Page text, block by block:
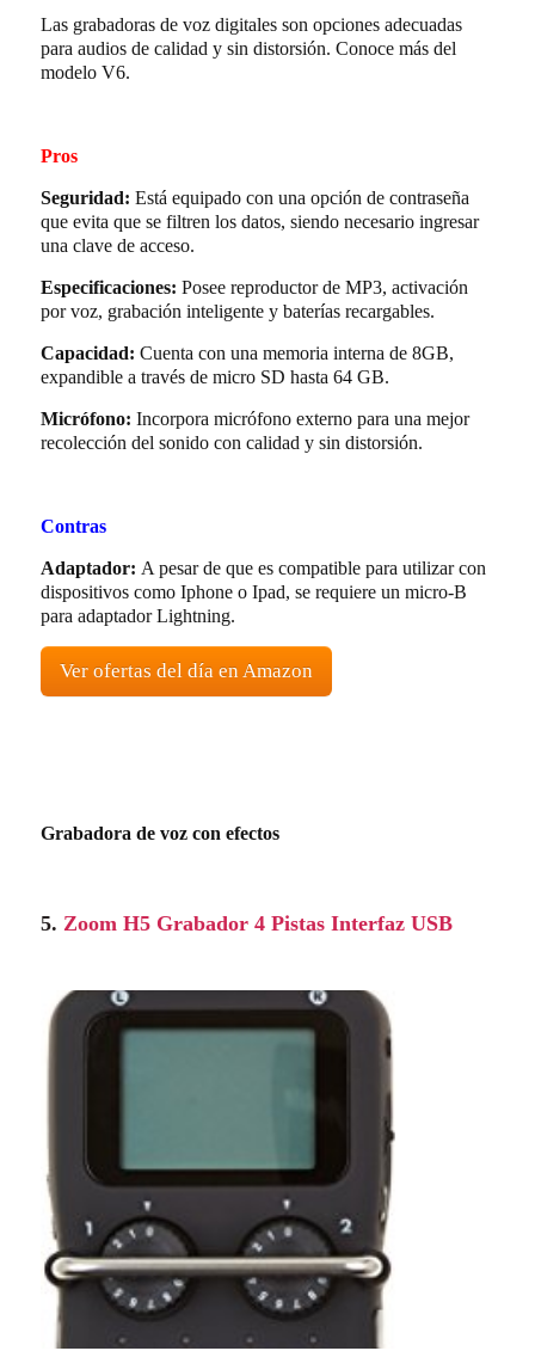
Las grabadoras de voz digitales son opciones adecuadas
para audios de calidad y sin distorsión. Conoce más del
modelo V6.
Pros
Seguridad: Está equipado con una opción de contraseña
que evita que se filtren los datos, siendo necesario ingresar
una clave de acceso.
Especificaciones: Posee reproductor de MP3, activación
por voz, grabación inteligente y baterías recargables.
Capacidad: Cuenta con una memoria interna de 8GB,
expandible a través de micro SD hasta 64 GB.
Micrófono: Incorpora micrófono externo para una mejor
recolección del sonido con calidad y sin distorsión.
Contras
Adaptador: A pesar de que es compatible para utilizar con
dispositivos como Iphone o Ipad, se requiere un micro-B
para adaptador Lightning.
Ver ofertas del día en Amazon
Grabadora de voz con efectos
5. Zoom H5 Grabador 4 Pistas Interfaz USB